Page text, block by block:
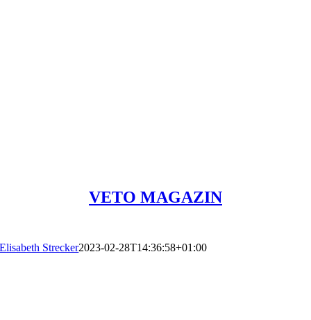
VETO MAGAZIN
Elisabeth Strecker2023-02-28T14:36:58+01:00